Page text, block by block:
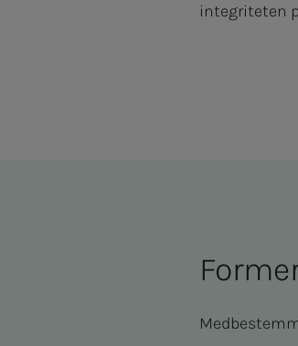
integriteten